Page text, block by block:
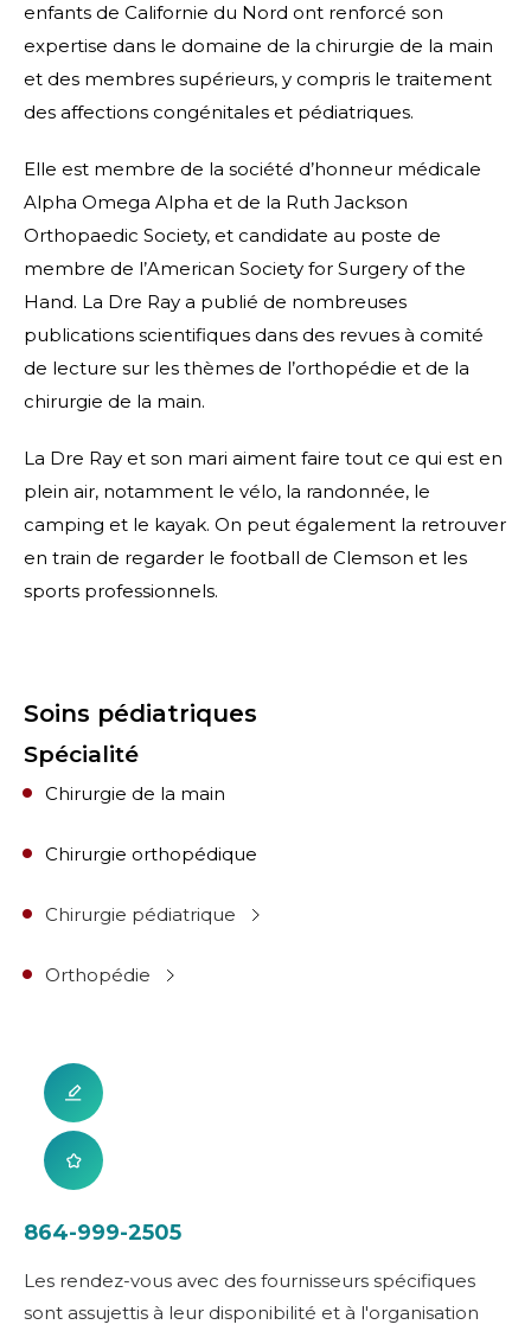
enfants de Californie du Nord ont renforcé son
expertise dans le domaine de la chirurgie de la main
et des membres supérieurs, y compris le traitement
des affections congénitales et pédiatriques.
Elle est membre de la société d’honneur médicale
Alpha Omega Alpha et de la Ruth Jackson
Orthopaedic Society, et candidate au poste de
membre de l’American Society for Surgery of the
Hand. La Dre Ray a publié de nombreuses
publications scientifiques dans des revues à comité
de lecture sur les thèmes de l’orthopédie et de la
chirurgie de la main.
La Dre Ray et son mari aiment faire tout ce qui est en
plein air, notamment le vélo, la randonnée, le
camping et le kayak. On peut également la retrouver
en train de regarder le football de Clemson et les
sports professionnels.
Soins pédiatriques
Spécialité
Chirurgie de la main
Chirurgie orthopédique
Chirurgie pédiatrique
Orthopédie
864-999-2505
Les rendez-vous avec des fournisseurs spécifiques
sont assujettis à leur disponibilité et à l'organisation